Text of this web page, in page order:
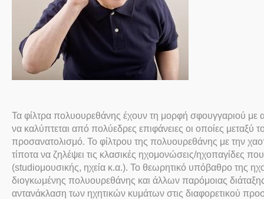
Τα φίλτρα πολυουρεθάνης έχουν τη μορφή σφουγγαριού με
να καλύπτεται από πολύεδρες επιφάνειες οι οποίες μεταξύ
προσανατολισμό. Το φίλτρου της πολυουρεθάνης με την
τίποτα να ζηλέψει τις κλασικές ηχομονώσεις/ηχοπαγίδες
(studioμουσικής, ηχεία κ.α.). Το θεωρητικό υπόβαθρο της
διογκωμένης πολυουρεθάνης και άλλων παρόμοιας
αντανάκλαση των ηχητικών κυμάτων στις διαφορετικού